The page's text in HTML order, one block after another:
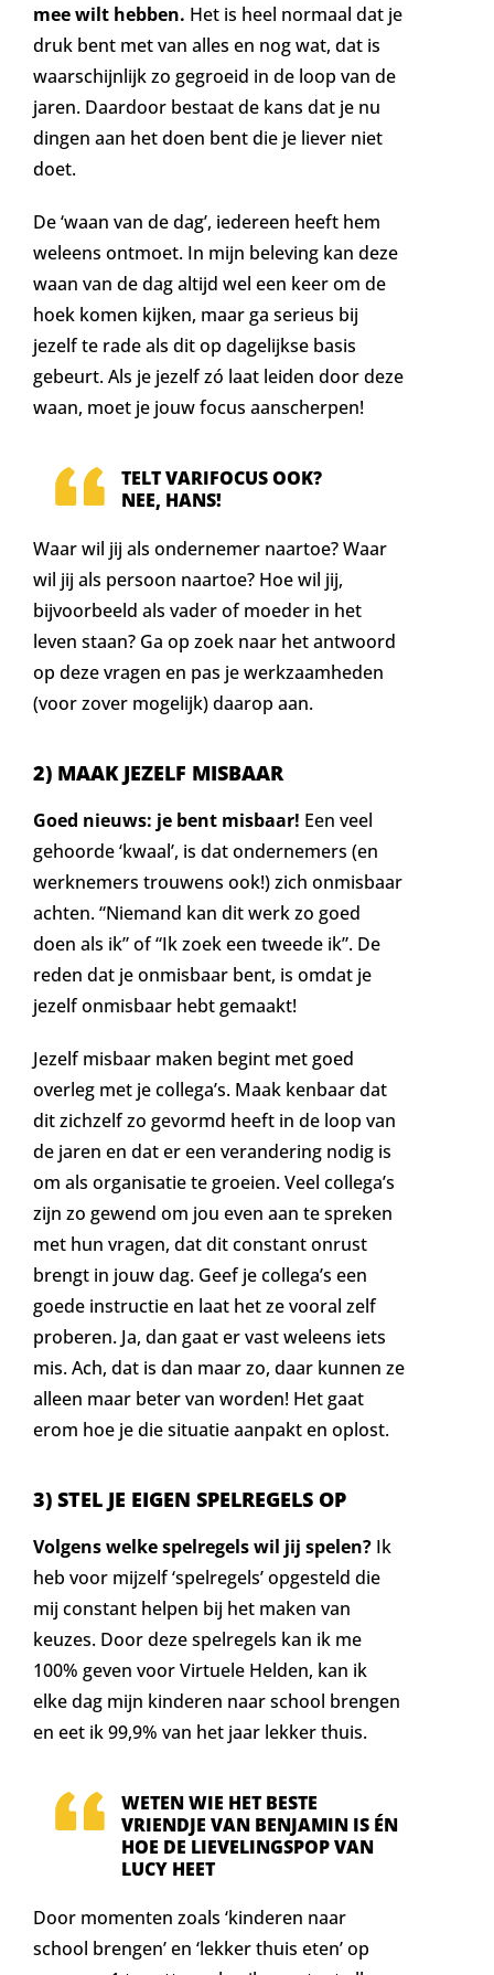
mee wilt hebben. Het is heel normaal dat je
druk bent met van alles en nog wat, dat is
waarschijnlijk zo gegroeid in de loop van de
jaren. Daardoor bestaat de kans dat je nu
dingen aan het doen bent die je liever niet
doet.
De ‘waan van de dag’, iedereen heeft hem
weleens ontmoet. In mijn beleving kan deze
waan van de dag altijd wel een keer om de
hoek komen kijken, maar ga serieus bij
jezelf te rade als dit op dagelijkse basis
gebeurt. Als je jezelf zó laat leiden door deze
waan, moet je jouw focus aanscherpen!
TELT VARIFOCUS OOK?
NEE, HANS!
Waar wil jij als ondernemer naartoe? Waar
wil jij als persoon naartoe? Hoe wil jij,
bijvoorbeeld als vader of moeder in het
leven staan? Ga op zoek naar het antwoord
op deze vragen en pas je werkzaamheden
(voor zover mogelijk) daarop aan.
2) MAAK JEZELF MISBAAR
Goed nieuws: je bent misbaar! Een veel
gehoorde ‘kwaal’, is dat ondernemers (en
werknemers trouwens ook!) zich onmisbaar
achten. “Niemand kan dit werk zo goed
doen als ik” of “Ik zoek een tweede ik”. De
reden dat je onmisbaar bent, is omdat je
jezelf onmisbaar hebt gemaakt!
Jezelf misbaar maken begint met goed
overleg met je collega’s. Maak kenbaar dat
dit zichzelf zo gevormd heeft in de loop van
de jaren en dat er een verandering nodig is
om als organisatie te groeien. Veel collega’s
zijn zo gewend om jou even aan te spreken
met hun vragen, dat dit constant onrust
brengt in jouw dag. Geef je collega’s een
goede instructie en laat het ze vooral zelf
proberen. Ja, dan gaat er vast weleens iets
mis. Ach, dat is dan maar zo, daar kunnen ze
alleen maar beter van worden! Het gaat
erom hoe je die situatie aanpakt en oplost.
3) STEL JE EIGEN SPELREGELS OP
Volgens welke spelregels wil jij spelen? Ik
heb voor mijzelf ‘spelregels’ opgesteld die
mij constant helpen bij het maken van
keuzes. Door deze spelregels kan ik me
100% geven voor Virtuele Helden, kan ik
elke dag mijn kinderen naar school brengen
en eet ik 99,9% van het jaar lekker thuis.
WETEN WIE HET BESTE
VRIENDJE VAN BENJAMIN IS ÉN
HOE DE LIEVELINGSPOP VAN
LUCY HEET
Door momenten zoals ‘kinderen naar
school brengen’ en ‘lekker thuis eten’ op